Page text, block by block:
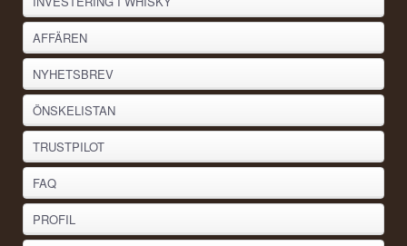
AFFÄREN
NYHETSBREV
ÖNSKELISTAN
TRUSTPILOT
FAQ
PROFIL